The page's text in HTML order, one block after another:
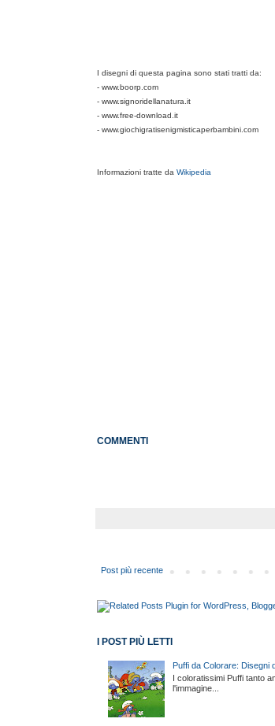
I disegni di questa pagina sono stati tratti da:
- www.boorp.com
- www.signoridellanatura.it
- www.free-download.it
- www.giochigratisenigmisticaperbambini.com
Informazioni tratte daWikipedia
COMMENTI
Post più recente
I POST PIÙ LETTI
Puffi da Colorare: Disegni
I coloratissimi Puffi tanto
l'immagine...